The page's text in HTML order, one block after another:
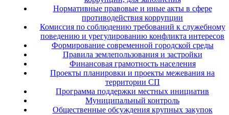
Нормативные правовые и иные акты в сфере
противодействия коррупции
Комиссия по соблюдению требований к служебному
поведению и урегулированию конфликта интересов
Формирование современной городской среды
Правила землепользования и застройки
Финансовая грамотность населения
Проекты планировки и проекты межевания на
территории СП
Программа поддержки местных инициатив
Муниципальный контроль
Общественные обсуждения крупных закупок